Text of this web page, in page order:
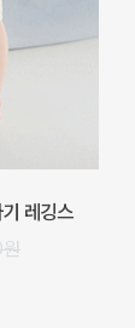
레깅스